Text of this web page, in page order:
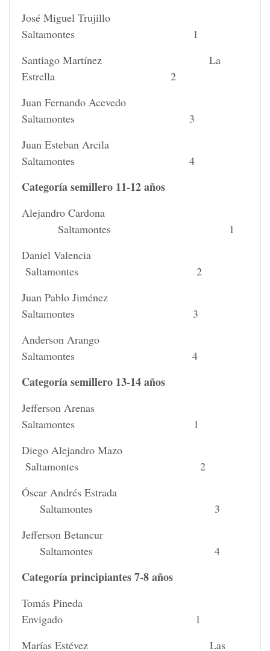
José Miguel Trujillo
Saltamontes 1
Santiago Martínez La
Estrella 2
Juan Fernando Acevedo
Saltamontes 3
Juan Esteban Arcila
Saltamontes 4
Categoría semillero 11-12 años
Alejandro Cardona
Saltamontes 1
Daniel Valencia
Saltamontes 2
Juan Pablo Jiménez
Saltamontes 3
Anderson Arango
Saltamontes 4
Categoría semillero 13-14 años
Jefferson Arenas
Saltamontes 1
Diego Alejandro Mazo
Saltamontes 2
Óscar Andrés Estrada
Saltamontes 3
Jefferson Betancur
Saltamontes 4
Categoría principiantes 7-8 años
Tomás Pineda
Envigado 1
Marías Estévez Las